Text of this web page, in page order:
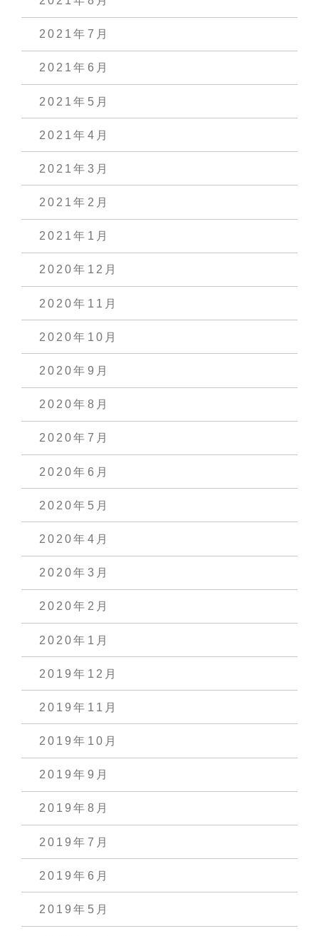
2021年7月
2021年6月
2021年5月
2021年4月
2021年3月
2021年2月
2021年1月
2020年12月
2020年11月
2020年10月
2020年9月
2020年8月
2020年7月
2020年6月
2020年5月
2020年4月
2020年3月
2020年2月
2020年1月
2019年12月
2019年11月
2019年10月
2019年9月
2019年8月
2019年7月
2019年6月
2019年5月